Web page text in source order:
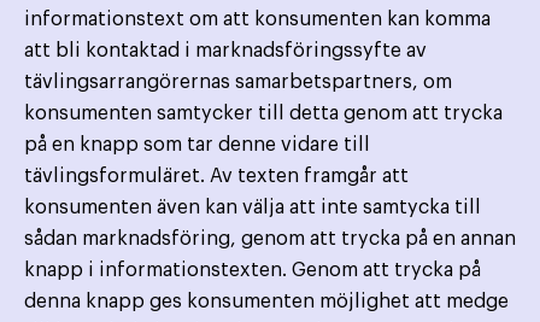
informationstext om att konsumenten kan komma
att bli kontaktad i marknadsföringssyfte av
tävlingsarrangörernas samarbetspartners, om
konsumenten samtycker till detta genom att trycka
på en knapp som tar denne vidare till
tävlingsformuläret. Av texten framgår att
konsumenten även kan välja att inte samtycka till
sådan marknadsföring, genom att trycka på en annan
knapp i informationstexten. Genom att trycka på
denna knapp ges konsumenten möjlighet att medge